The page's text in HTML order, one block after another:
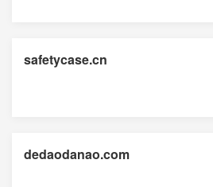
safetycase.cn
dedaodanao.com